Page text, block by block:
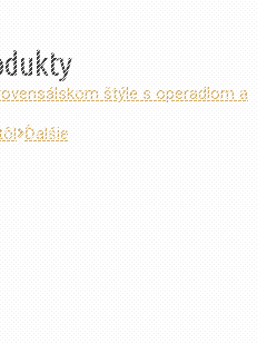
štýle s operadlom a
Ďalšie